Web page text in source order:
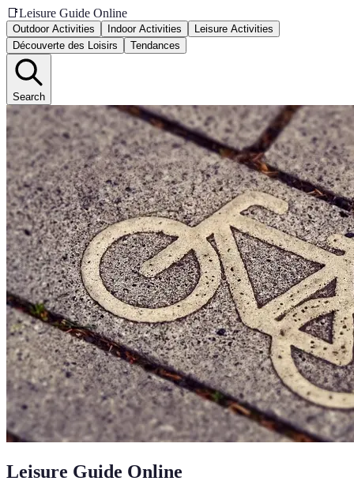
📑Leisure Guide Online
Outdoor Activities Indoor Activities
Leisure Activities
Découverte des Loisirs
Tendances
Search
Leisure Guide Online